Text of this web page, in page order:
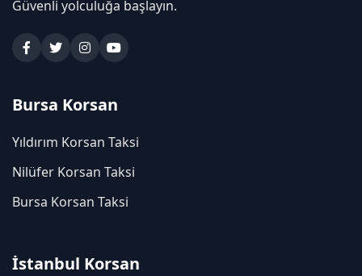
Güvenli yolculuğa başlayın.
Bursa Korsan
Yıldırım Korsan Taksi
Nilüfer Korsan Taksi
Bursa Korsan Taksi
İstanbul Korsan